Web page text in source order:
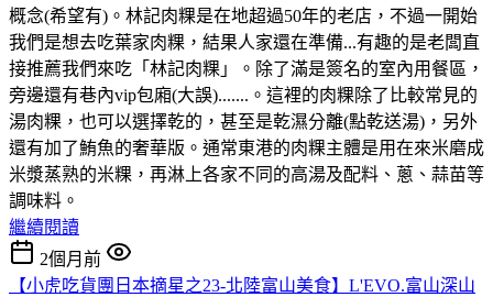
概念(希望有)。林記肉粿是在地超過50年的老店，不過一開始
我們是想去吃葉家肉粿，結果人家還在準備...有趣的是老闆直
接推薦我們來吃「林記肉粿」。除了滿是簽名的室內用餐區，
旁邊還有巷內vip包廂(大誤).......。這裡的肉粿除了比較常見的
湯肉粿，也可以選擇乾的，甚至是乾濕分離(點乾送湯)，另外
還有加了鮪魚的奢華版。通常東港的肉粿主體是用在來米磨成
米漿蒸熟的米粿，再淋上各家不同的高湯及配料、蔥、蒜苗等
調味料。
繼續閱讀
2個月前
【小虎吃貨團日本摘星之23-北陸富山美食】L'EVO.富山深山